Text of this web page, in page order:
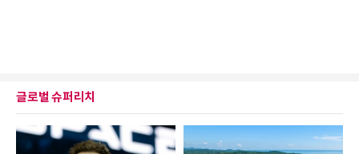
글로벌 슈퍼리치